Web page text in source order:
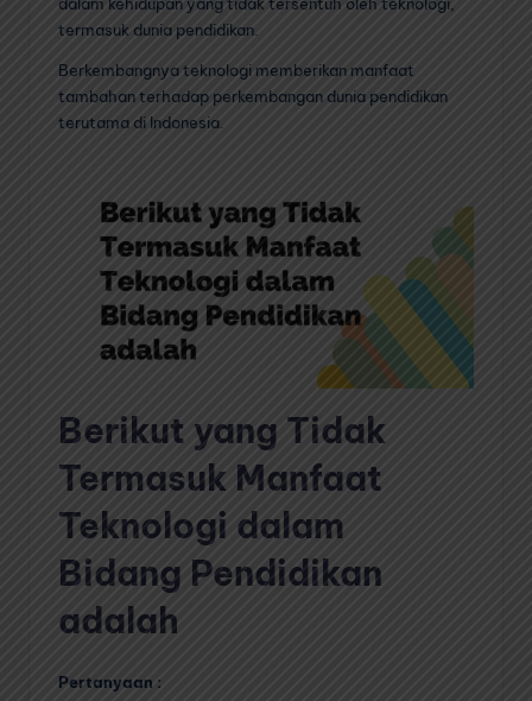
termasuk dunia pendidikan.
Berkembangnya teknologi memberikan manfaat
tambahan terhadap perkembangan dunia pendidikan
terutama di Indonesia.
Berikut yang Tidak
Termasuk Manfaat
Teknologi dalam
Bidang Pendidikan
adalah
Pertanyaan :